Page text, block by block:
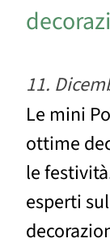
11.
Le mini
ottime
le
esperti